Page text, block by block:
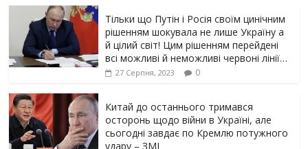
Тільки що Путін і Росія своїм цинічним
рішенням шoкyвaлa не лише Україну а
й цілий світ! Цим рішенням перейдені
всі можливі й неможливі червоні лінії…
27 Серпня, 2023 0
Китай до останнього тримався
осторонь щодо вiйни в Україні, але
сьогодні завдає по Кремлю потужного
yдарy – ЗМІ